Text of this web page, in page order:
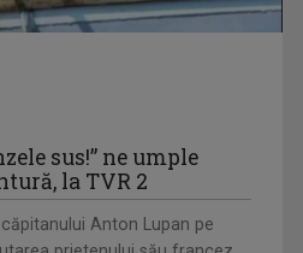
sus!” ne umple
la TVR 2
Anton Lupan pe